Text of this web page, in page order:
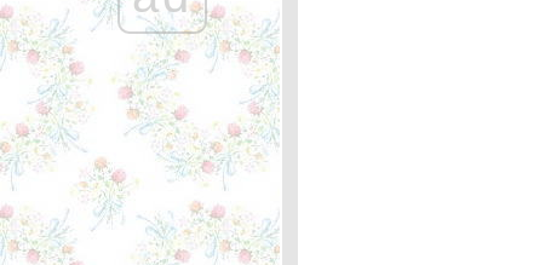
ลึกลับ
I Don't Want To Talk About It
- Marit Larsen ... หลัก
กิโลเมตรที่ 361บล็อกแรกที่
เขียน
Help Me Make It Through
the Night - Kris Kristofferson
... ความหมา
I'm On My Way - Cliff
Richard ... ความหมา
Rose Garden - Lynn